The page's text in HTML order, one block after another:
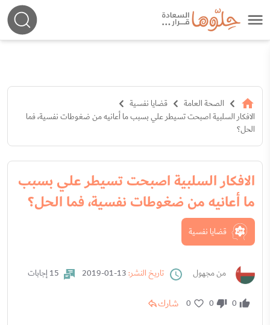
الصحة العامة
قضايا نفسية
الافكار السلبية اصبحت تسيطر علي بسبب ما أعانيه من ضغوطات نفسية، فما
الحل؟
الافكار السلبية اصبحت تسيطر علي بسبب
ما أعانيه من ضغوطات نفسية، فما الحل؟
قضايا نفسية
من مجهول تاريخ النشر: 15 إجابات
0
0
0 شارك